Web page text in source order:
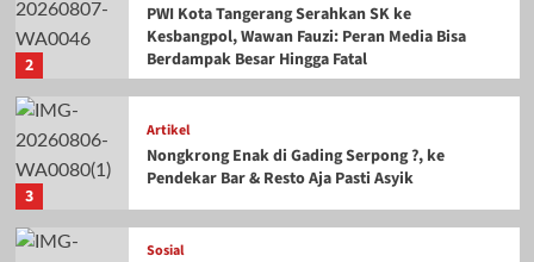
2
PWI Kota Tangerang Serahkan SK ke
Kesbangpol, Wawan Fauzi: Peran Media Bisa
Berdampak Besar Hingga Fatal
3
Artikel
Nongkrong Enak di Gading Serpong ?, ke
Pendekar Bar & Resto Aja Pasti Asyik
Sosial